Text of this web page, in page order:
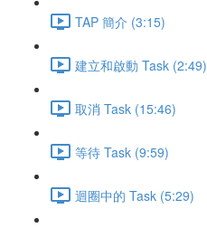
TAP 簡介 (3:15)
建立和啟動 Task (2:49)
取消 Task (15:46)
等待 Task (9:59)
迴圈中的 Task (5:29)